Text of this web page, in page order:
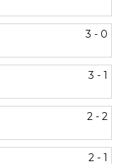
3 - 0
3 - 1
2 - 2
2 - 1